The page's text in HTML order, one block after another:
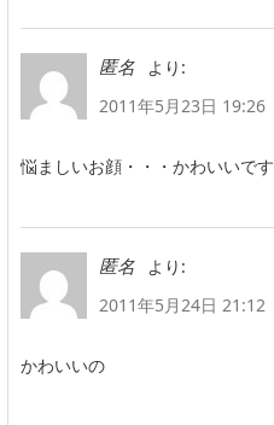
匿名
より:
2011年5月23日 19:26
悩ましいお顔・・・かわいいです
匿名
より:
2011年5月24日 21:12
かわいいの